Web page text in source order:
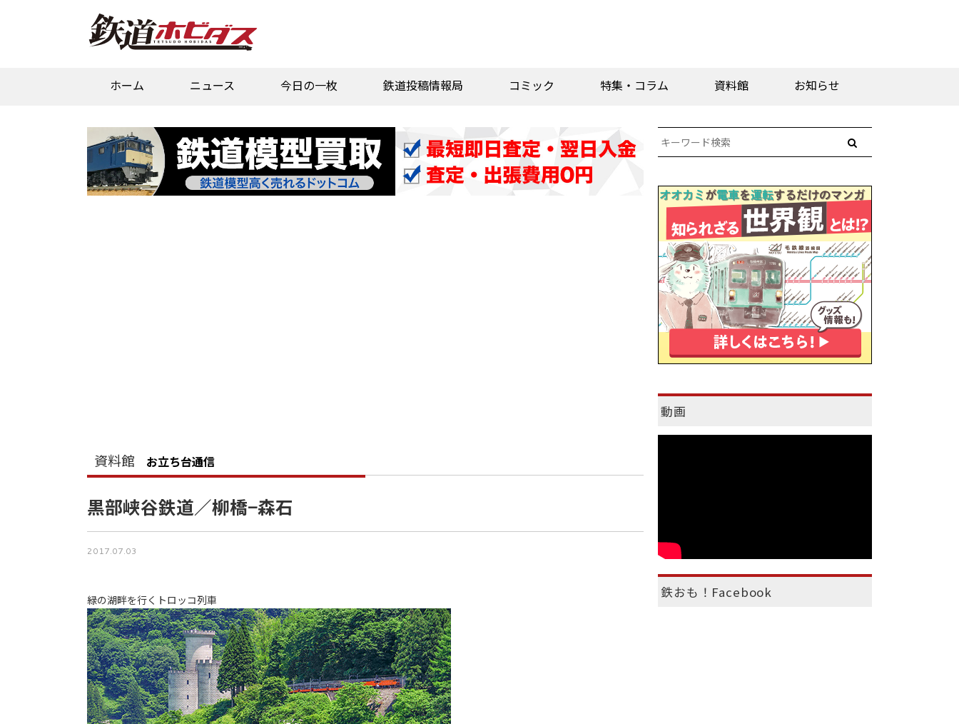
ホーム ニュース 今日の一枚 鉄道投稿情報局 コミック 特集・コラム 資料館 お知らせ
資料館 お立ち台通信
黒部峡谷鉄道／柳橋−森石
2017.07.03
緑の湖畔を行くトロッコ列車
動画
鉄おも！Facebook